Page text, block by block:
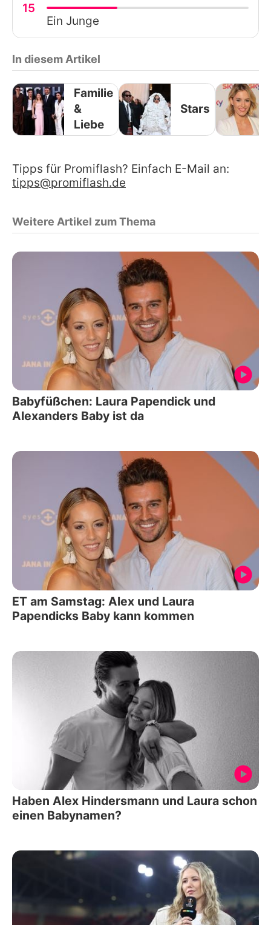
15
Ein Junge
In diesem Artikel
Familie
&
Liebe
Stars
Tipps für Promiflash? Einfach E-Mail an:
tipps@promiflash.de
Weitere Artikel zum Thema
Babyfüßchen: Laura Papendick und
Alexanders Baby ist da
ET am Samstag: Alex und Laura
Papendicks Baby kann kommen
Haben Alex Hindersmann und Laura schon
einen Babynamen?